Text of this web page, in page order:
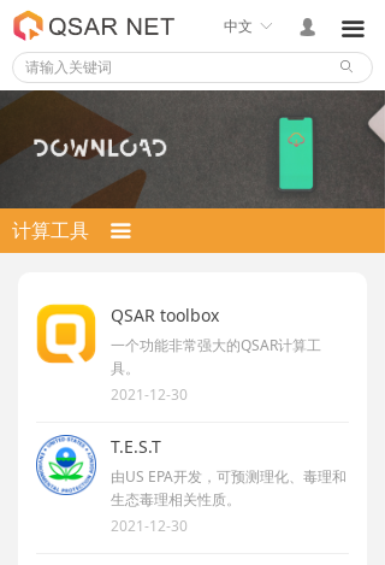
ꄙ
넙
ꀅ
中文 끀
QSAR toolbox
一个功能非常强大的QSAR计算工
具。
2021-12-30
T.E.S.T
由US EPA开发，可预测理化、毒理和
生态毒理相关性质。
2021-12-30
计算工具 끀